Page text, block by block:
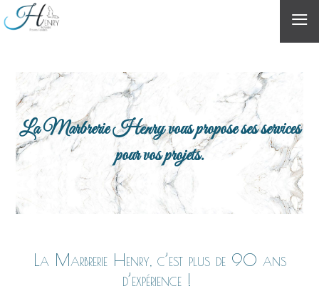
≡
La Marbrerie Henry vous propose ses services
pour vos projets.
La Marbrerie Henry, c’est plus de 90 ans
d’expérience !